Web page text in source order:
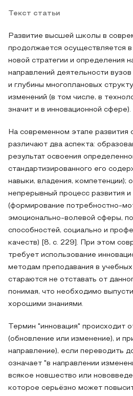
Текст статьи
Развитие высшей школы в
продолжается осуществляется
новой стратегии и определения
направлений деятельности
и глубины многоплановых
изменений (в том числе, в
значит и в инновационной сфере).
На современном этапе развития
различают два аспекта:
результат освоения
стандартизированного его
навыки, владения, компетенции);
непрерывный процесс развития и
(формирование потребностно-
эмоционально-волевой сферы,
способностей, социально и
качеств) [8, с. 229]. При этом
требует использование
методам преподавания в
стараются не отставать от
понимая, что необходимо
хорошими знаниями.
Термин "инновация" происходит
(обновление или изменение), и
направление), если переводить
означает "в направлении
всякое новшество или
которое серьёзно может